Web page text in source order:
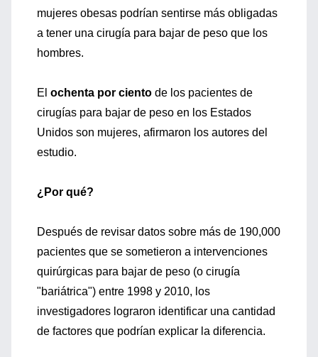
mujeres obesas podrían sentirse más obligadas
a tener una cirugía para bajar de peso que los
hombres.
El ochenta por ciento de los pacientes de
cirugías para bajar de peso en los Estados
Unidos son mujeres, afirmaron los autores del
estudio.
¿Por qué?
Después de revisar datos sobre más de 190,000
pacientes que se sometieron a intervenciones
quirúrgicas para bajar de peso (o cirugía
"bariátrica") entre 1998 y 2010, los
investigadores lograron identificar una cantidad
de factores que podrían explicar la diferencia.